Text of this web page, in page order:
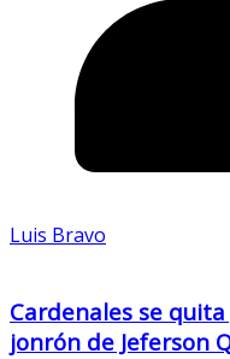
Luis Bravo
Cardenales se
jonrón de Jeferson